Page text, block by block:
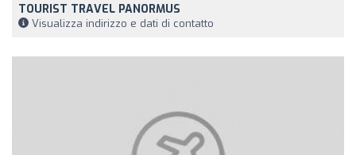
TOURIST TRAVEL PANORMUS
Visualizza indirizzo e dati di contatto